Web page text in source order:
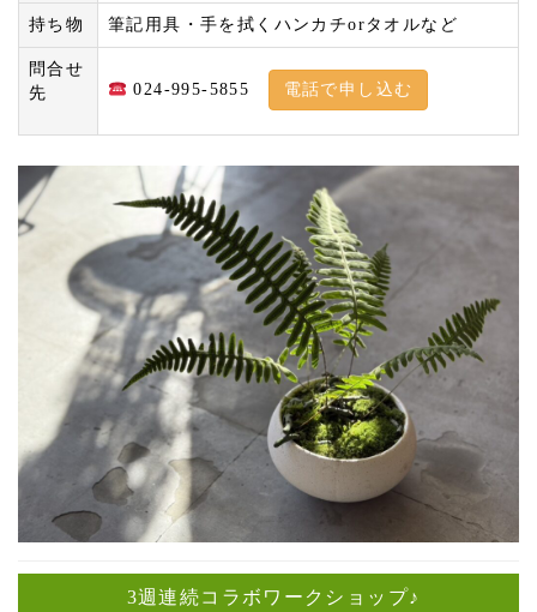
持ち物 筆記用具・手を拭くハンカチorタオルなど
問合せ
先
024-995-5855 電話で申し込む
3週連続コラボワークショップ♪